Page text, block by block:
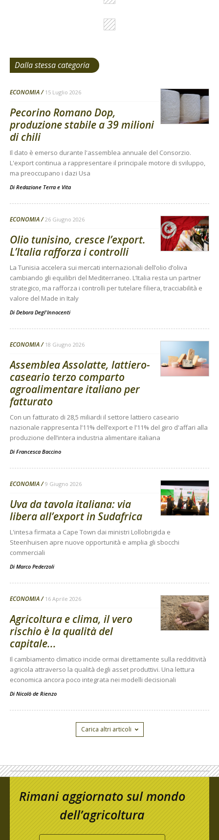
Dalla stessa categoria
ECONOMIA 15 Luglio 2026
Pecorino Romano Dop,
produzione stabile a 39 milioni
di chili
Il dato è emerso durante l'assemblea annuale del Consorzio.
L'export continua a rappresentare il principale motore di sviluppo,
ma preoccupano i dazi Usa
Di Redazione Terra e Vita
ECONOMIA 26 Giugno 2026
Olio tunisino, cresce l’export.
L’Italia rafforza i controlli
La Tunisia accelera sui mercati internazionali dell’olio d’oliva
cambiando gli equilibri del Mediterraneo. L’Italia resta un partner
strategico, ma rafforza i controlli per tutelare filiera, tracciabilità e
valore del Made in Italy
Di Debora Degl'Innocenti
ECONOMIA 18 Giugno 2026
Assemblea Assolatte, lattiero-
caseario terzo comparto
agroalimentare italiano per
fatturato
Con un fatturato di 28,5 miliardi il settore lattiero caseario
nazionale rappresenta l’11% dell’export e l’11% del giro d'affari alla
produzione dell’intera industria alimentare italiana
Di Francesca Baccino
ECONOMIA 9 Giugno 2026
Uva da tavola italiana: via
libera all’export in Sudafrica
L'intesa firmata a Cape Town dai ministri Lollobrigida e
Steenhuisen apre nuove opportunità e amplia gli sbocchi
commerciali
Di Marco Pederzoli
ECONOMIA 16 Aprile 2026
Agricoltura e clima, il vero
rischio è la qualità del
capitale...
Il cambiamento climatico incide ormai direttamente sulla redditività
agricola attraverso la qualità degli asset produttivi. Una lettura
economica ancora poco integrata nei modelli decisionali
Di Nicolò de Rienzo
Carica altri articoli
Rimani aggiornato sul mondo
dell’agricoltura